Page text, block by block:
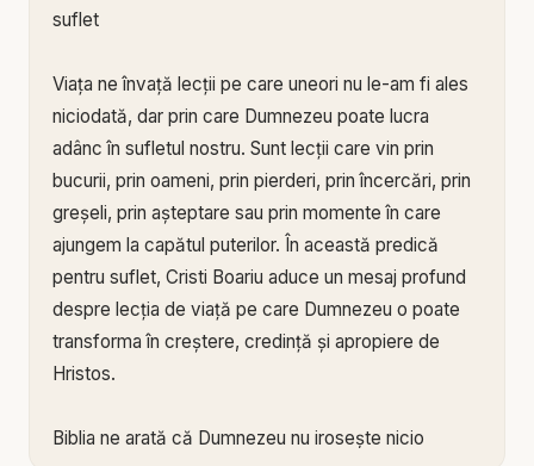
suflet
Viața ne învață lecții pe care uneori nu le-am fi ales
niciodată, dar prin care Dumnezeu poate lucra
adânc în sufletul nostru. Sunt lecții care vin prin
bucurii, prin oameni, prin pierderi, prin încercări, prin
greșeli, prin așteptare sau prin momente în care
ajungem la capătul puterilor. În această predică
pentru suflet, Cristi Boariu aduce un mesaj profund
despre lecția de viață pe care Dumnezeu o poate
transforma în creștere, credință și apropiere de
Hristos.
Biblia ne arată că Dumnezeu nu irosește nicio